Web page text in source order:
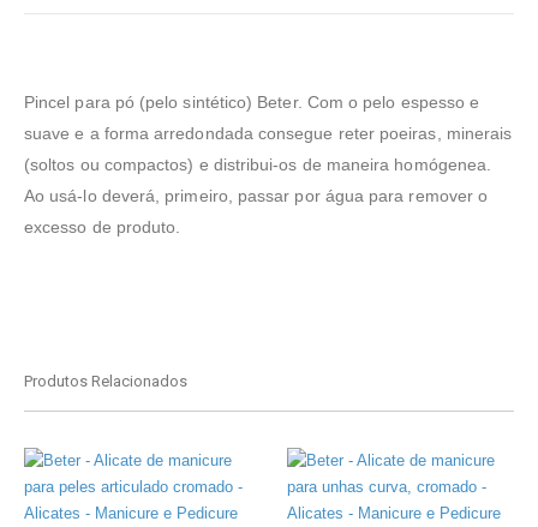
Pincel para pó (pelo sintético) Beter. Com o pelo espesso e
suave e a forma arredondada consegue reter poeiras, minerais
(soltos ou compactos) e distribui-os de maneira homógenea.
Ao usá-lo deverá, primeiro, passar por água para remover o
excesso de produto.
Produtos Relacionados